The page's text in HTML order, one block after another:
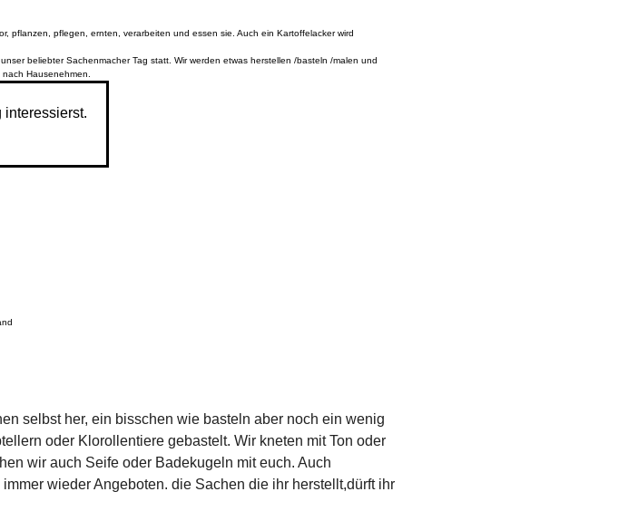
pflanzen, pflegen, ernten, verarbeiten und essen sie. Auch ein Kartoffelacker wird
beliebter Sachenmacher Tag statt. Wir werden etwas herstellen /basteln /malen und
Hausenehmen.
interessierst.
selbst her, ein bisschen wie basteln aber noch ein wenig
oder Klorollentiere gebastelt. Wir kneten mit Ton oder
wir auch Seife oder Badekugeln mit euch. Auch
wieder Angeboten. die Sachen die ihr herstellt,dürft ihr